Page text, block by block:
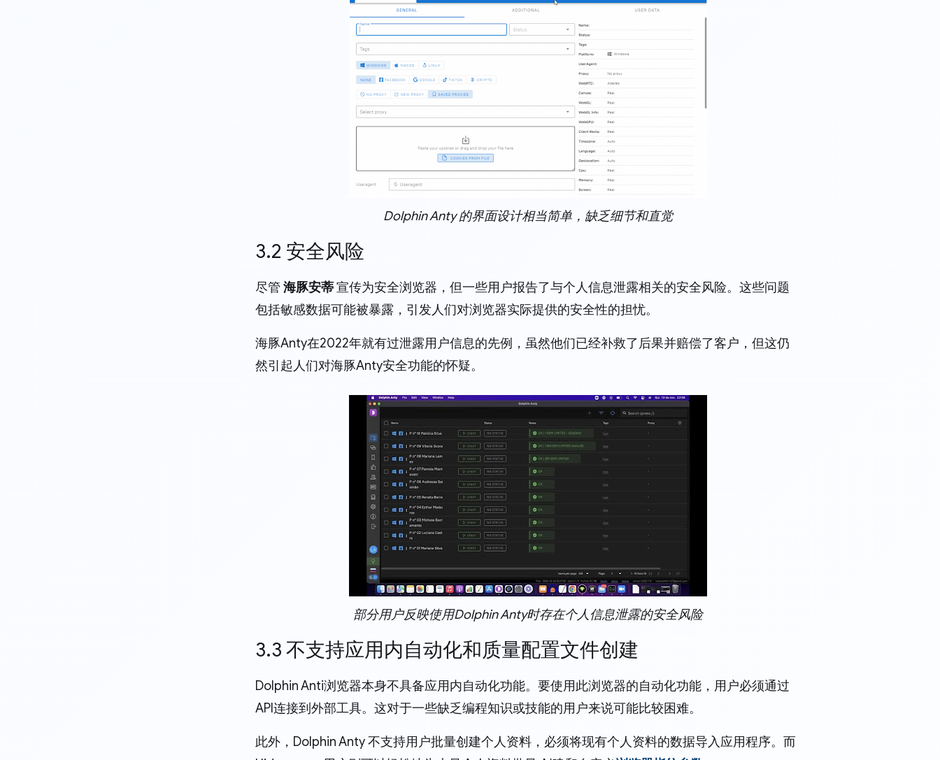
Dolphin Anty 的界面设计相当简单，缺乏细节和直觉
3.2 安全风险
尽管 海豚安蒂宣传为安全浏览器，但一些用户报告了与个人信息泄露相关的安全风险。这些问题
包括敏感数据可能被暴露，引发人们对浏览器实际提供的安全性的担忧。
海豚Anty在2022年就有过泄露用户信息的先例，虽然他们已经补救了后果并赔偿了客户，但这仍
然引起人们对海豚Anty安全功能的怀疑。
部分用户反映使用Dolphin Anty时存在个人信息泄露的安全风险
3.3 不支持应用内自动化和质量配置文件创建
Dolphin Anti浏览器本身不具备应用内自动化功能。要使用此浏览器的自动化功能，用户必须通过
API连接到外部工具。这对于一些缺乏编程知识或技能的用户来说可能比较困难。
此外，Dolphin Anty 不支持用户批量创建个人资料，必须将现有个人资料的数据导入应用程序。而